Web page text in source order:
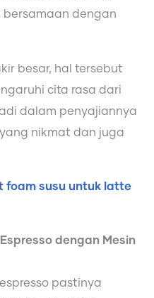
dengan
besar, hal tersebut
cita rasa dari
dalam penyajiannya
nikmat dan juga
foam susu untuk latte
dengan Mesin
pastinya